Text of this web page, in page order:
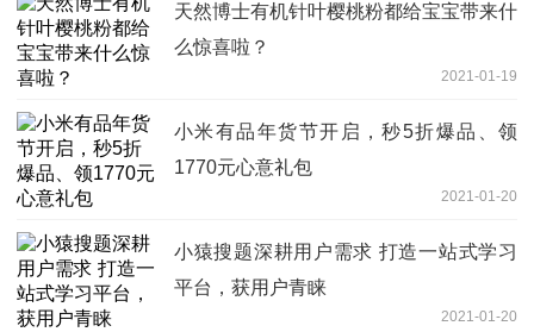
天然博士有机针叶樱桃粉都给宝宝带来什
么惊喜啦？
2021-01-19
小米有品年货节开启，秒5折爆品、领
1770元心意礼包
2021-01-20
小猿搜题深耕用户需求 打造一站式学习
平台，获用户青睐
2021-01-20